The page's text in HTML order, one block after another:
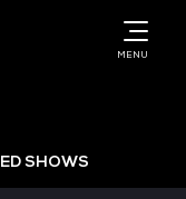
MENU
SHOWS